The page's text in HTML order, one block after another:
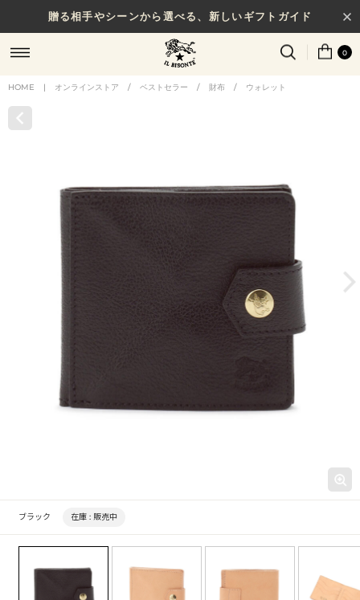
贈る相手やシーンから選べる、新しいギフトガイド
0
HOME | オンラインストア / ベストセラー / 財布 / ウォレット
ブラック 在庫 : 販売中